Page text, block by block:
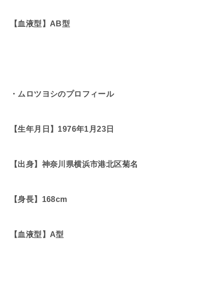
【血液型】AB型
・ムロツヨシのプロフィール
【生年月日】1976年1月23日
【出身】神奈川県横浜市港北区菊名
【身長】168cm
【血液型】A型